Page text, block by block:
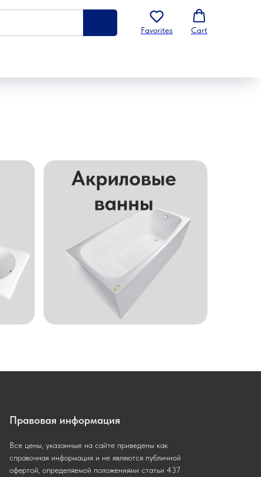
Favorites Cart
Правовая информация
Все цены, указанные на сайте приведены как
справочная информация и не являются публичной
офертой, определяемой положениями статьи 437